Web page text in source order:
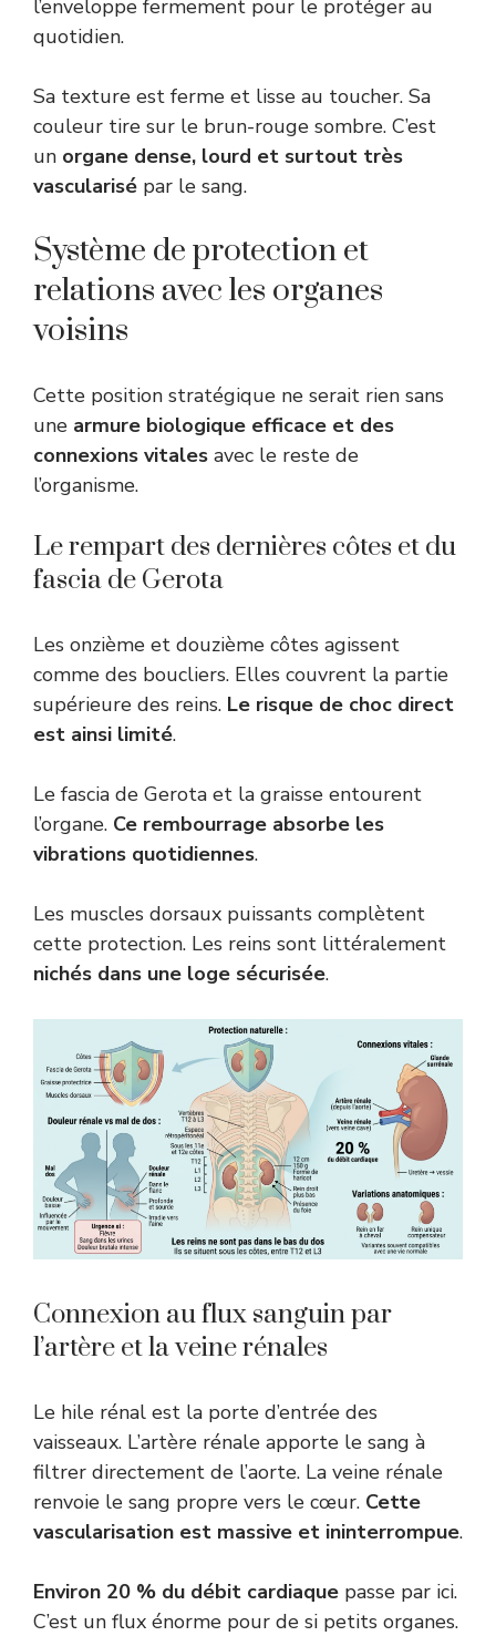
l’enveloppe fermement pour le protéger au
quotidien.
Sa texture est ferme et lisse au toucher. Sa
couleur tire sur le brun-rouge sombre. C’est
un organe dense, lourd et surtout très
vascularisé par le sang.
Système de protection et
relations avec les organes
voisins
Cette position stratégique ne serait rien sans
une armure biologique efficace et des
connexions vitales avec le reste de
l’organisme.
Le rempart des dernières côtes et du
fascia de Gerota
Les onzième et douzième côtes agissent
comme des boucliers. Elles couvrent la partie
supérieure des reins. Le risque de choc direct
est ainsi limité.
Le fascia de Gerota et la graisse entourent
l’organe. Ce rembourrage absorbe les
vibrations quotidiennes.
Les muscles dorsaux puissants complètent
cette protection. Les reins sont littéralement
nichés dans une loge sécurisée.
Connexion au flux sanguin par
l’artère et la veine rénales
Le hile rénal est la porte d’entrée des
vaisseaux. L’artère rénale apporte le sang à
filtrer directement de l’aorte. La veine rénale
renvoie le sang propre vers le cœur. Cette
vascularisation est massive et ininterrompue.
Environ 20 % du débit cardiaque passe par ici.
C’est un flux énorme pour de si petits organes.